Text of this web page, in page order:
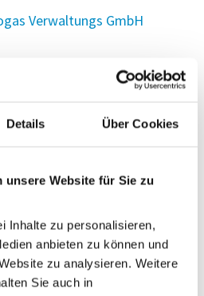
Details Über Cookies
unsere Website für Sie zu
Inhalte zu personalisieren,
anbieten zu können und
zu analysieren. Weitere
Sie auch in
Verwaltungs GmbH
Soest GmbH
Holger Donath
e. K.